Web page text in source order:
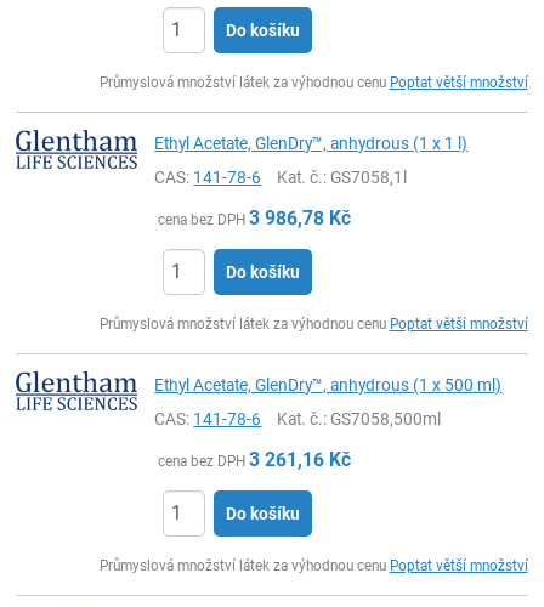
Do košíku
Průmyslová množství látek za výhodnou cenu Poptat větší množství
Ethyl Acetate, GlenDry™, anhydrous (1 x 1 l)
CAS: 141-78-6 Kat. č.: GS7058,1l
cena bez DPH 3 986,78 Kč
Do košíku
Průmyslová množství látek za výhodnou cenu Poptat větší množství
Ethyl Acetate, GlenDry™, anhydrous (1 x 500 ml)
CAS: 141-78-6 Kat. č.: GS7058,500ml
cena bez DPH 3 261,16 Kč
Do košíku
Průmyslová množství látek za výhodnou cenu Poptat větší množství